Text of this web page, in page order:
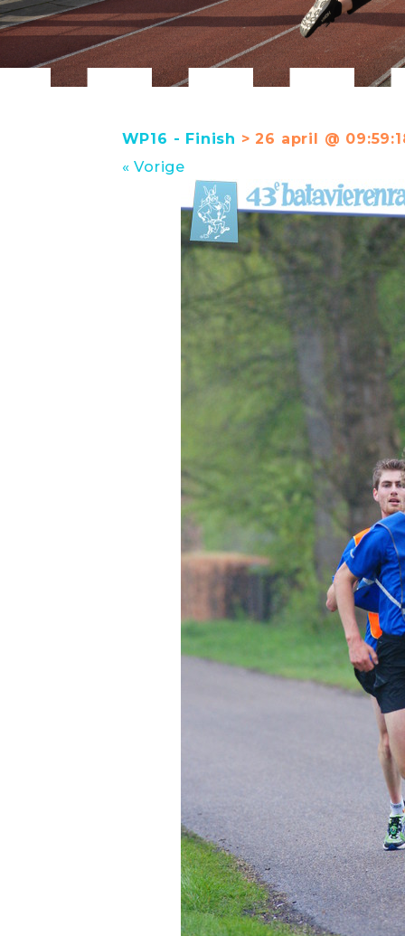
WP16 - Finish > 26 april @
« Vorige